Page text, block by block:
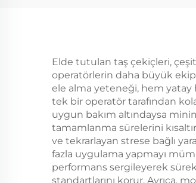
Elde tutulan taş çekiçleri,
operatörlerin daha büyük
ele alma yeteneği, hem yatay
tek bir operatör tarafından
uygun bakım altındaysa
tamamlanma sürelerini
ve tekrarlayan strese bağlı
fazla uygulama yapmayı
performans sergileyerek
standartlarını korur. Ayrıca,